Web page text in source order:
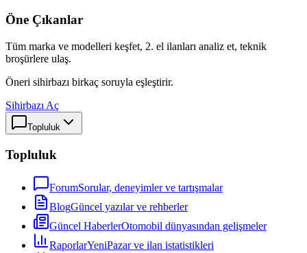
Öne Çıkanlar
Tüm marka ve modelleri keşfet, 2. el ilanları analiz et, teknik
broşürlere ulaş.
Öneri sihirbazı birkaç soruyla eşleştirir.
Sihirbazı Aç
Topluluk
Topluluk
ForumSorular, deneyimler ve tartışmalar
BlogGüncel yazılar ve rehberler
Güncel HaberlerOtomobil dünyasından gelişmeler
RaporlarYeniPazar ve ilan istatistikleri